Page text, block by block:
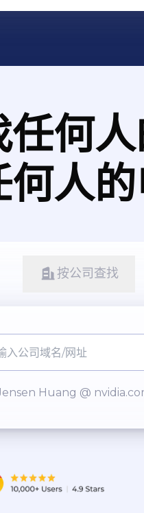
任何
何人
按公司查找
Huang @